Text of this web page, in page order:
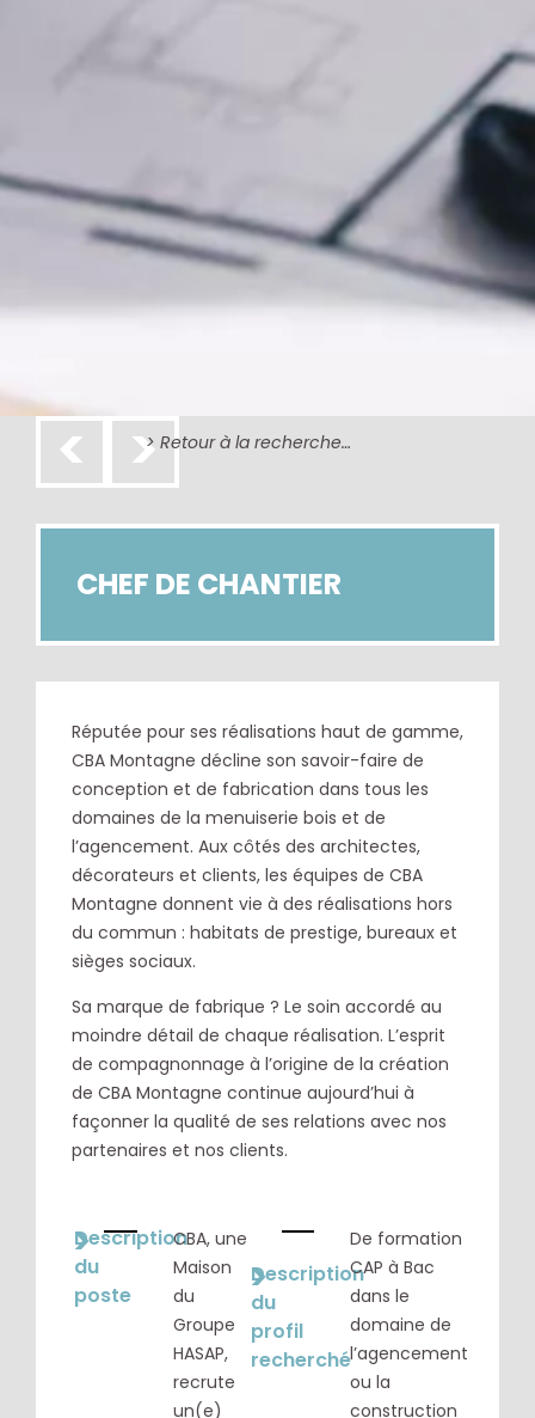
< >> Retour à la recherche…
CHEF DE CHANTIER
Réputée pour ses réalisations haut de gamme,
CBA Montagne décline son savoir-faire de
conception et de fabrication dans tous les
domaines de la menuiserie bois et de
l’agencement. Aux côtés des architectes,
décorateurs et clients, les équipes de CBA
Montagne donnent vie à des réalisations hors
du commun : habitats de prestige, bureaux et
sièges sociaux.
Sa marque de fabrique ? Le soin accordé au
moindre détail de chaque réalisation. L’esprit
de compagnonnage à l’origine de la création
de CBA Montagne continue aujourd’hui à
façonner la qualité de ses relations avec nos
partenaires et nos clients.
>
Description
du
poste
CBA, une
Maison
du
Groupe
HASAP,
recrute
un(e)
>
Description
du
profil
recherché
De formation
CAP à Bac
dans le
domaine de
l’agencement
ou la
construction